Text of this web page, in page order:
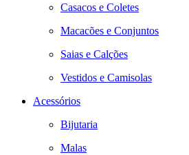
Casacos e Coletes
Macacões e Conjuntos
Saias e Calções
Vestidos e Camisolas
Acessórios
Bijutaria
Malas